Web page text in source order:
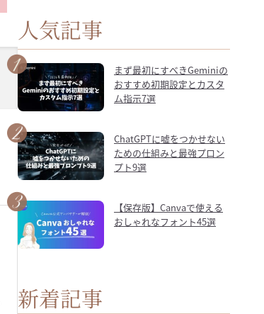
人気記事
まず最初にすべきGeminiの
おすすめ初期設定とカスタ
ム指示7選
ChatGPTに嘘をつかせない
ための仕組みと最強プロン
プト9選
【保存版】Canvaで使える
おしゃれなフォント45選
新着記事